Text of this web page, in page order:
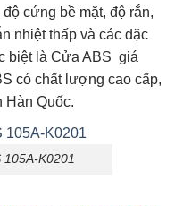
cứng bề mặt, độ rắn,
nhiệt thấp và các đặc
biệt là Cửa ABS giá
có chất lượng cao cấp,
Hàn Quốc.
105A-K0201